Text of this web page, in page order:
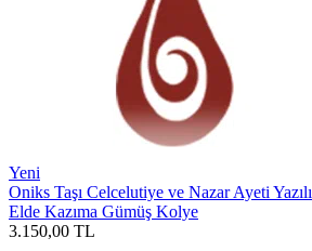
Yeni
Oniks Taşı Celcelutiye ve Nazar Ayeti Yazılı
Elde Kazıma Gümüş Kolye
3.150,00 TL